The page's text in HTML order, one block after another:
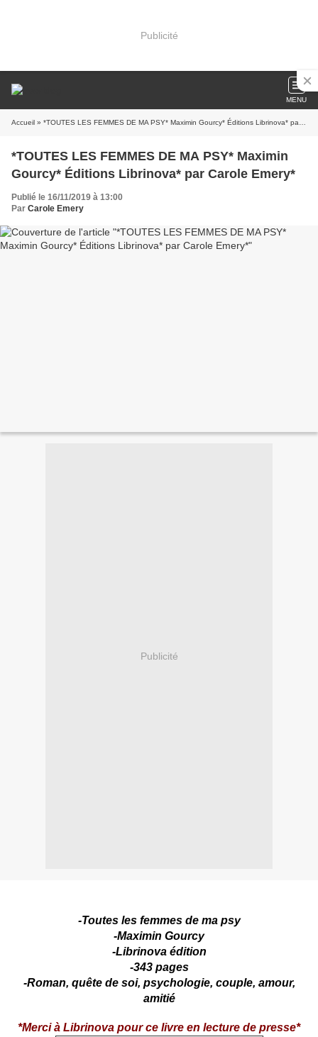
Publicité
MENU
Accueil » *TOUTES LES FEMMES DE MA PSY* Maximin Gourcy* Éditions Librinova* par Carole Emery*
*TOUTES LES FEMMES DE MA PSY* Maximin
Gourcy* Éditions Librinova* par Carole Emery*
Publié le 16/11/2019 à 13:00
Par Carole Emery
Publicité
-Toutes les femmes de ma psy
-Maximin Gourcy
-Librinova édition
-343 pages
-Roman, quête de soi, psychologie, couple, amour,
amitié
*Merci à Librinova pour ce livre en lecture de presse*